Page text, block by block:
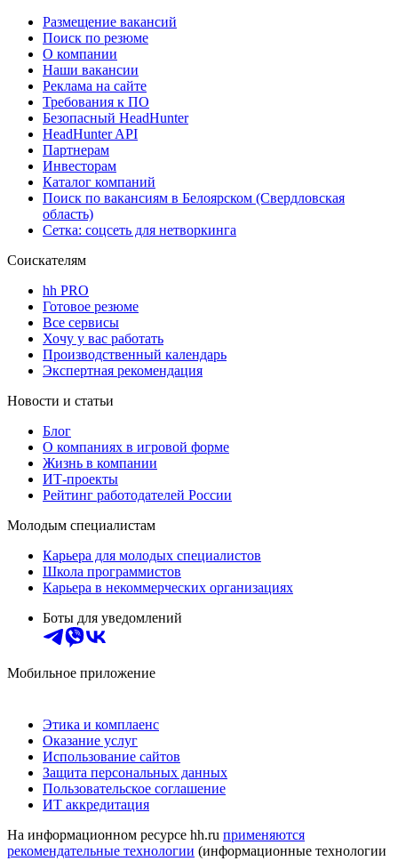
Размещение вакансий
Поиск по резюме
О компании
Наши вакансии
Реклама на сайте
Требования к ПО
Безопасный HeadHunter
HeadHunter API
Партнерам
Инвесторам
Каталог компаний
Поиск по вакансиям в Белоярском (Свердловская
область)
Сетка: соцсеть для нетворкинга
Соискателям
hh PRO
Готовое резюме
Все сервисы
Хочу у вас работать
Производственный календарь
Экспертная рекомендация
Новости и статьи
Блог
О компаниях в игровой форме
Жизнь в компании
ИТ-проекты
Рейтинг работодателей России
Молодым специалистам
Карьера для молодых специалистов
Школа программистов
Карьера в некоммерческих организациях
Боты для уведомлений
Мобильное приложение
Этика и комплаенс
Оказание услуг
Использование сайтов
Защита персональных данных
Пользовательское соглашение
ИТ аккредитация
На информационном ресурсе hh.ru применяются
рекомендательные технологии (информационные технологии